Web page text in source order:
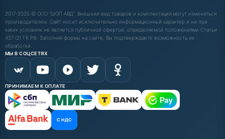
2017-2025 © ООО "ШОП АВД". Внешний вид товаров и комплектация могут изменяться
производителем. Сайт носит исключительно информационный характер и ни при
каких условиях не является публичной офертой, определяемой положениями Статьи
437 (2) ГК РФ. Заполняя формы на сайте, Вы подтверждаете возможность их
обработки.
МЫ В СОЦСЕТЯХ
ПРИНИМАЕМ К ОПЛАТЕ
С НДС